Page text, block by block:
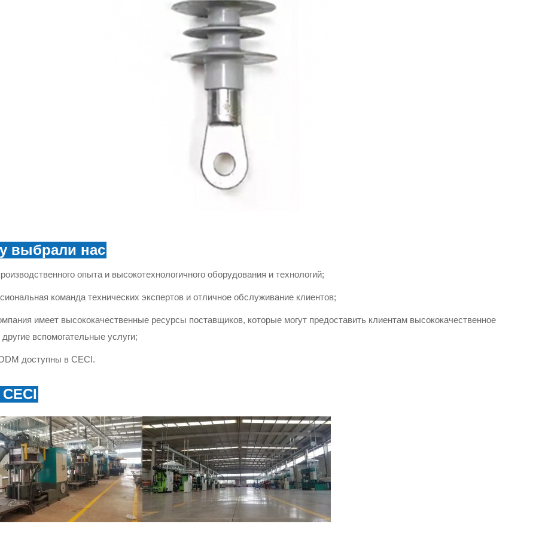
выбрали нас
опыта и высокотехнологичного оборудования и технологий;
команда технических экспертов и отличное обслуживание клиентов;
имеет высококачественные ресурсы поставщиков, которые могут предоставить клиентам высококачественное
вспомогательные услуги;
доступны в CECI.